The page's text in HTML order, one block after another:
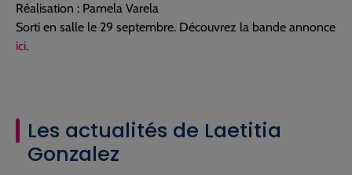
Réalisation : Pamela Varela
Sorti en salle le 29 septembre. Découvrez la bande annonce
ici.
Les actualités de Laetitia
Gonzalez